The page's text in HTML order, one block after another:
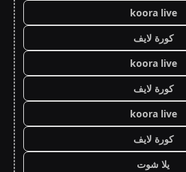
koora live
كورة لايف
koora live
كورة لايف
koora live
كورة لايف
يلا شوت